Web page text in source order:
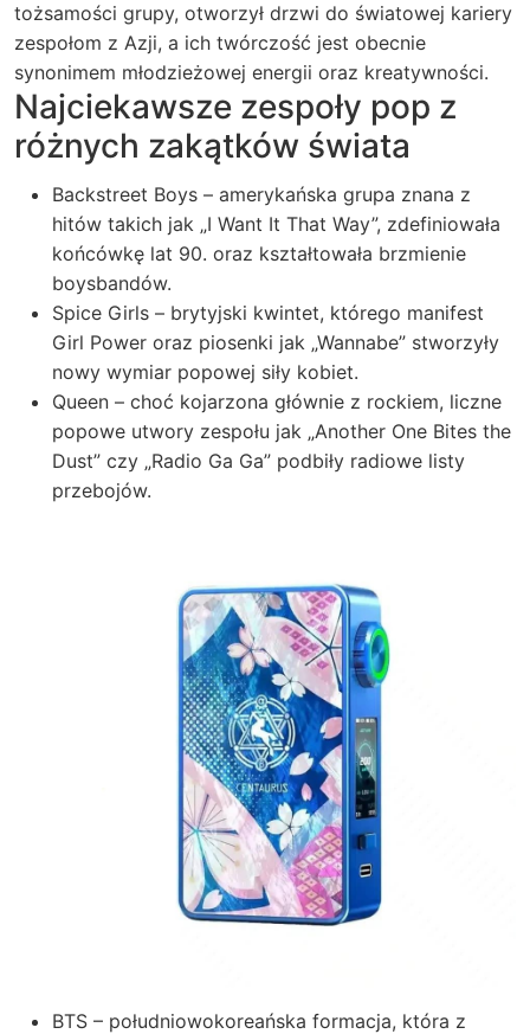
tożsamości grupy, otworzył drzwi do światowej kariery
zespołom z Azji, a ich twórczość jest obecnie
synonimem młodzieżowej energii oraz kreatywności.
Najciekawsze zespoły pop z
różnych zakątków świata
Backstreet Boys – amerykańska grupa znana z
hitów takich jak „I Want It That Way”, zdefiniowała
końcówkę lat 90. oraz kształtowała brzmienie
boysbandów.
Spice Girls – brytyjski kwintet, którego manifest
Girl Power oraz piosenki jak „Wannabe” stworzyły
nowy wymiar popowej siły kobiet.
Queen – choć kojarzona głównie z rockiem, liczne
popowe utwory zespołu jak „Another One Bites the
Dust” czy „Radio Ga Ga” podbiły radiowe listy
przebojów.
BTS – południowokoreańska formacja, która z